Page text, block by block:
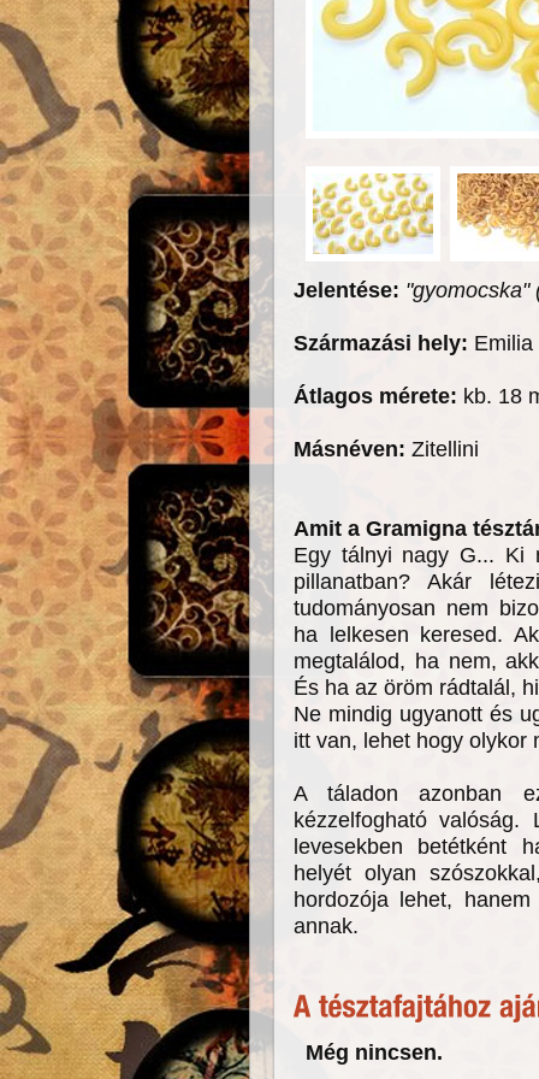
Jelentése: "gyomocska"
Származási hely:
Átlagos mérete: kb. 18
Másnéven: Zitellini
Amit a Gramigna
Egy tálnyi nagy G... Ki
pillanatban? Akár
tudományosan nem
ha lelkesen keresed.
megtalálod, ha nem,
És ha az öröm rádtalál,
Ne mindig ugyanott és
itt van, lehet hogy olykor
A táladon azonban
kézzelfogható valóság.
levesekben betétként
helyét olyan
hordozója lehet,
annak.
Még nincsen.